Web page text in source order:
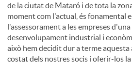
de la ciutat de Mataró i de tota la
moment com l'actual, és fonamental
l'assessorament a les empreses
desenvolupament industrial i
això hem decidit dur a terme aquesta
costat dels nostres socis i oferir-los